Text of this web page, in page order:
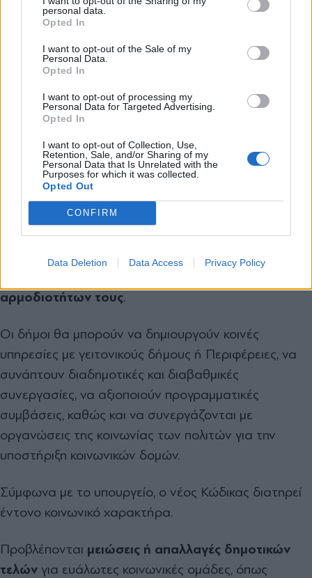
personal data.
Opted In
I want to opt-out of the Sale of my
Personal Data.
Opted In
I want to opt-out of processing my
Personal Data for Targeted Advertising.
Opted In
I want to opt-out of Collection, Use,
Retention, Sale, and/or Sharing of my
Personal Data that Is Unrelated with the
Purposes for which it was collected.
Opted Out
CONFIRM
Data Deletion Data Access Privacy Policy
ανώτατοι δικαστικοί λειτουργοί. Παράλληλα
αποσαφηνίζονται οι περιπτώσεις που συνιστούν
πειθαρχικά παραπτώματα και μπορούν να
Επιπλέον επεκτείνεται στους αντιδημάρχους και
αντιπεριφερειάρχες η εξαίρεση από την αυτόφωρη
διαδικασία που ήδη ισχύει για δημάρχους και
περιφερειάρχες, ενώ οι ποινικές υποθέσεις που
αφορούν επικεφαλής ΟΤΑ θα εκδικάζονται κατά
απόλυτη προτεραιότητα.
Ο νέος Κώδικας παρέχει στους ΟΤΑ μεγαλύτερη
αρμοδιοτήτων τους.
Οι δήμοι θα μπορούν να δημιουργούν κοινές
υπηρεσίες με γειτονικούς δήμους ή Περιφέρειες, να
συνάπτουν διαδημοτικές και διαβαθμικές
συνεργασίες, να αξιοποιούν προγραμματικές
συμβάσεις, καθώς και να συνεργάζονται με
οργανώσεις της κοινωνίας των πολιτών για την
υποστήριξη κοινωνικών δομών.
Σύμφωνα με το υπουργείο, ο νέος Κώδικας διατηρεί
έντονο κοινωνικό χαρακτήρα.
Προβλέπονται μειώσεις ή απαλλαγές δημοτικών
τελών για ευάλωτες κοινωνικές ομάδες, όπως
Αποδέχομαι τους
και την πολιτική απορρήτου
X